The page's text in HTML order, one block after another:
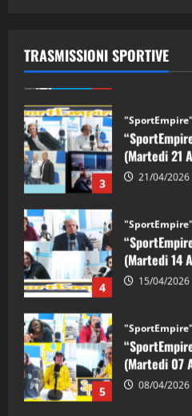
TRASMISSIONI SPORTIVE
2 28/04/2026
3
(Martedi 21
21/04/2026
4
(Martedi 14
15/04/2026
5
(Martedi 07
08/04/2026